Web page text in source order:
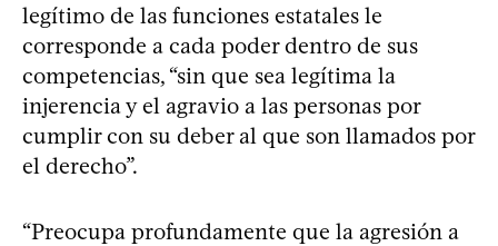
legítimo de las funciones estatales le
corresponde a cada poder dentro de sus
competencias, “sin que sea legítima la
injerencia y el agravio a las personas por
cumplir con su deber al que son llamados por
el derecho”.
“Preocupa profundamente que la agresión a